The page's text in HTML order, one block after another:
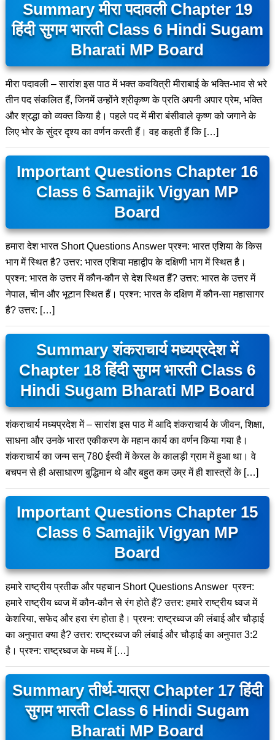
Summary मीरा पदावली Chapter 19
हिंदी सुगम भारती Class 6 Hindi Sugam
Bharati MP Board
मीरा पदावली – सारांश इस पाठ में भक्त कवयित्री मीराबाई के भक्ति-भाव से भरे
तीन पद संकलित हैं, जिनमें उन्होंने श्रीकृष्ण के प्रति अपनी अपार प्रेम, भक्ति
और श्रद्धा को व्यक्त किया है। पहले पद में मीरा बंसीवाले कृष्ण को जगाने के
लिए भोर के सुंदर दृश्य का वर्णन करती हैं। वह कहती हैं कि […]
Important Questions Chapter 16
Class 6 Samajik Vigyan MP
Board
हमारा देश भारत Short Questions Answer प्रश्न: भारत एशिया के किस
भाग में स्थित है? उत्तर: भारत एशिया महाद्वीप के दक्षिणी भाग में स्थित है।
प्रश्न: भारत के उत्तर में कौन-कौन से देश स्थित हैं? उत्तर: भारत के उत्तर में
नेपाल, चीन और भूटान स्थित हैं। प्रश्न: भारत के दक्षिण में कौन-सा महासागर
है? उत्तर: […]
Summary शंकराचार्य मध्यप्रदेश में
Chapter 18 हिंदी सुगम भारती Class 6
Hindi Sugam Bharati MP Board
शंकराचार्य मध्यप्रदेश में – सारांश इस पाठ में आदि शंकराचार्य के जीवन, शिक्षा,
साधना और उनके भारत एकीकरण के महान कार्य का वर्णन किया गया है।
शंकराचार्य का जन्म सन् 780 ईस्वी में केरल के कालड़ी ग्राम में हुआ था। वे
बचपन से ही असाधारण बुद्धिमान थे और बहुत कम उम्र में ही शास्त्रों के […]
Important Questions Chapter 15
Class 6 Samajik Vigyan MP
Board
हमारे राष्ट्रीय प्रतीक और पहचान Short Questions Answer प्रश्न:
हमारे राष्ट्रीय ध्वज में कौन-कौन से रंग होते हैं? उत्तर: हमारे राष्ट्रीय ध्वज में
केशरिया, सफेद और हरा रंग होता है। प्रश्न: राष्ट्रध्वज की लंबाई और चौड़ाई
का अनुपात क्या है? उत्तर: राष्ट्रध्वज की लंबाई और चौड़ाई का अनुपात 3:2
है। प्रश्न: राष्ट्रध्वज के मध्य में […]
Summary तीर्थ-यात्रा Chapter 17 हिंदी
सुगम भारती Class 6 Hindi Sugam
Bharati MP Board